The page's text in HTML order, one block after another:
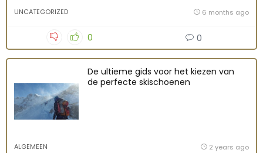
UNCATEGORIZED 6 months ago
0 0
De ultieme gids voor het kiezen van
de perfecte skischoenen
ALGEMEEN 2 years ago